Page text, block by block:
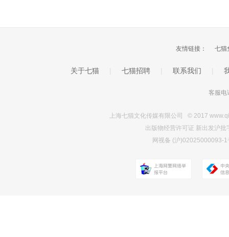
友情链接： 七猫
关于七猫 七猫招聘 联系我们
客服电
上海七猫文化传媒有限公司 © 2017
出版物经营许可证 新出发沪
网视备 (沪)02025000093-